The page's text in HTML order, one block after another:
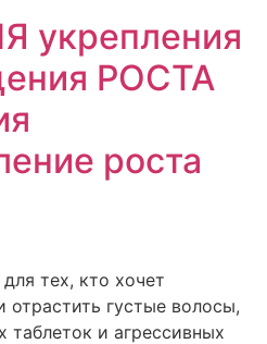
укрепления
РОСТА
роста
тех, кто хочет
отрастить густые волосы,
таблеток и агрессивных